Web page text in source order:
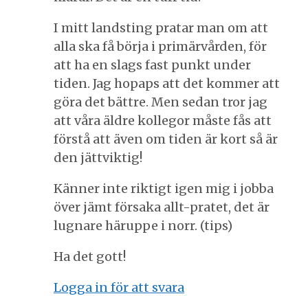
I mitt landsting pratar man om att
alla ska få börja i primärvården, för
att ha en slags fast punkt under
tiden. Jag hopaps att det kommer att
göra det bättre. Men sedan tror jag
att våra äldre kollegor måste fås att
förstå att även om tiden är kort så är
den jättviktig!
Känner inte riktigt igen mig i jobba
över jämt försaka allt-pratet, det är
lugnare häruppe i norr. (tips)
Ha det gott!
Logga in för att svara